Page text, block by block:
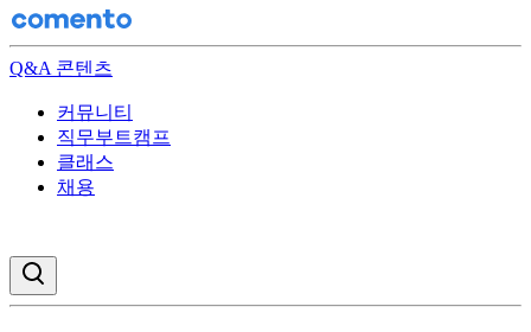
Q&A 콘텐츠
커뮤니티
직무부트캠프
클래스
채용